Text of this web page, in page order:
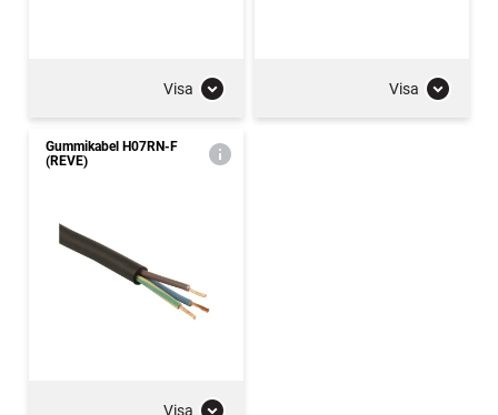
Visa Visa
Gummikabel H07RN-F
(REVE)
Visa